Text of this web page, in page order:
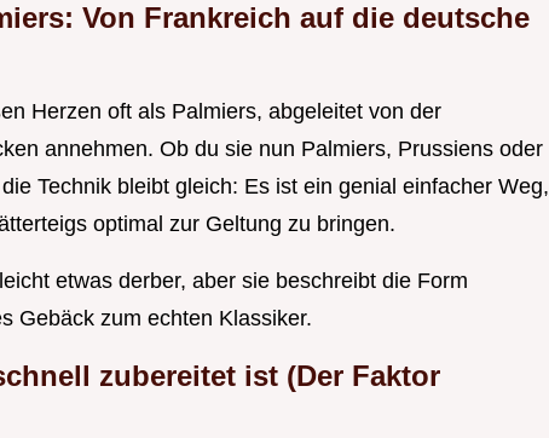
Von Frankreich auf die deutsche
Herzen oft als Palmiers, abgeleitet von der
annehmen. Ob du sie nun Palmiers, Prussiens oder
Technik bleibt gleich: Es ist ein genial einfacher Weg,
optimal zur Geltung zu bringen.
etwas derber, aber sie beschreibt die Form
Gebäck zum echten Klassiker.
zubereitet ist (Der Faktor